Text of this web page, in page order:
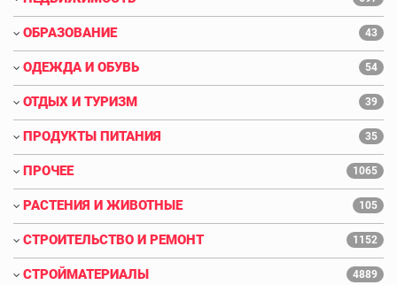
ОБРАЗОВАНИЕ 43
ОДЕЖДА И ОБУВЬ 54
ОТДЫХ И ТУРИЗМ 39
ПРОДУКТЫ ПИТАНИЯ 35
ПРОЧЕЕ 1065
РАСТЕНИЯ И ЖИВОТНЫЕ 105
СТРОИТЕЛЬСТВО И РЕМОНТ 1152
СТРОЙМАТЕРИАЛЫ 4889